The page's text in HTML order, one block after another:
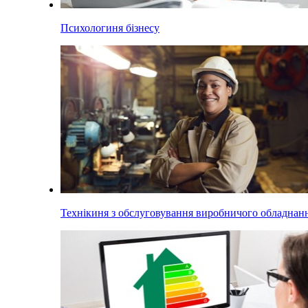
Психологиня бізнесу
Технікиня з обслуговування виробничого